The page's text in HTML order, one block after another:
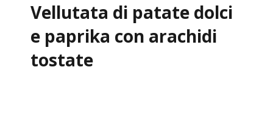
Vellutata di patate dolci
e paprika con arachidi
tostate